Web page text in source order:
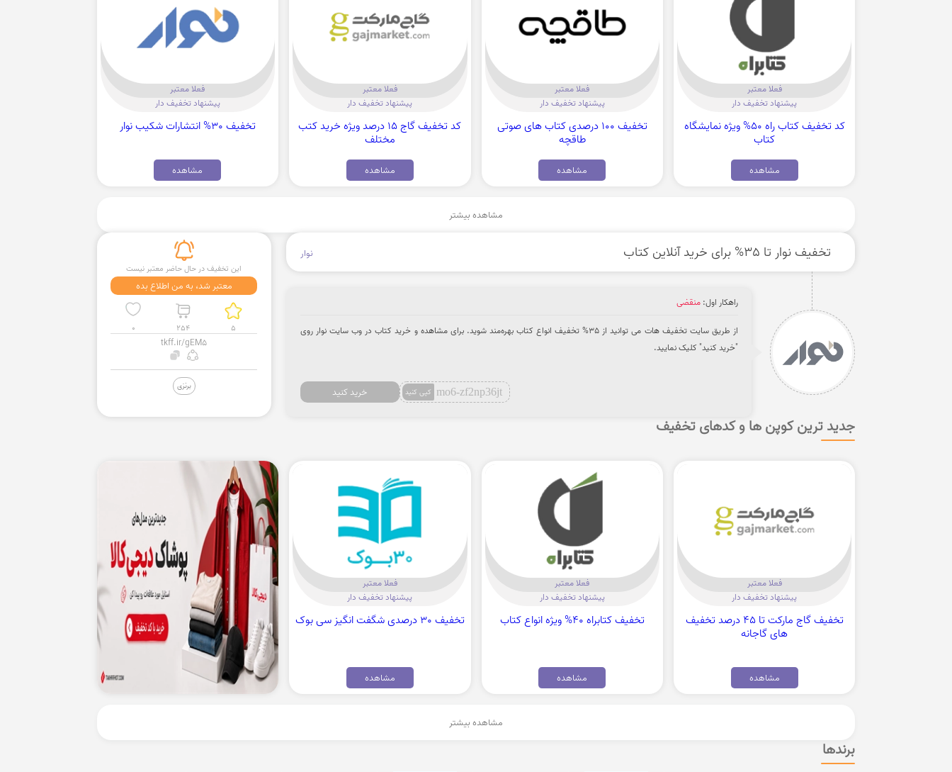
فعلا معتبر
پیشنهاد تخفیف دار
کد تخفیف کتاب راه 50% ویژه نمایشگاه
کتاب
مشاهده
فعلا معتبر
پیشنهاد تخفیف دار
تخفیف 100 درصدی کتاب های صوتی
طاقچه
مشاهده
فعلا معتبر
پیشنهاد تخفیف دار
کد تخفیف گاج 15 درصد ویژه خرید کتب
مختلف
مشاهده
فعلا معتبر
پیشنهاد تخفیف دار
تخفیف 30% انتشارات شکیب نوار
مشاهده
مشاهده بیشتر
تخفیف نوار تا 35% برای خرید آنلاین کتاب نوار
این تخفیف در حال حاضر معتبر نیست
معتبر شد، به من اطلاع بده
0 254 5
tkff.ir/gEM5
برنزی
راهکار اول:منقضی
از طریق سایت تخفیف هات می ‌توانید از 35% تخفیف انواع کتاب‌ بهره‌مند شوید. برای مشاهده و خرید کتاب‌ در وب سایت نوار روی
"خرید کنید" کلیک نمایید.
mo6-zf2np36jt کپی کنید خرید کنید
جدید ترین کوپن ها و کدهای تخفیف
فعلا معتبر
پیشنهاد تخفیف دار
تخفیف گاج مارکت تا 45 درصد تخفیف
های گاجانه
مشاهده
فعلا معتبر
پیشنهاد تخفیف دار
تخفیف کتابراه 40% ویژه انواع کتاب
مشاهده
فعلا معتبر
پیشنهاد تخفیف دار
تخفیف 30 درصدی شگفت انگیز سی بوک
مشاهده
مشاهده بیشتر
برندها